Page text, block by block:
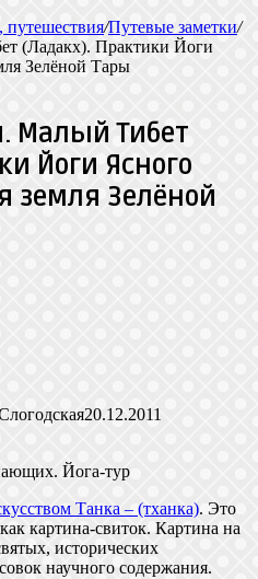
/Путевые заметки/
(Ладакх). Практики Йоги
Зелёной Тары
Малый Тибет
Йоги Ясного
земля Зелёной
20.12.2011
Танка – (тханка). Это
картина-свиток. Картина на
исторических
научного содержания.